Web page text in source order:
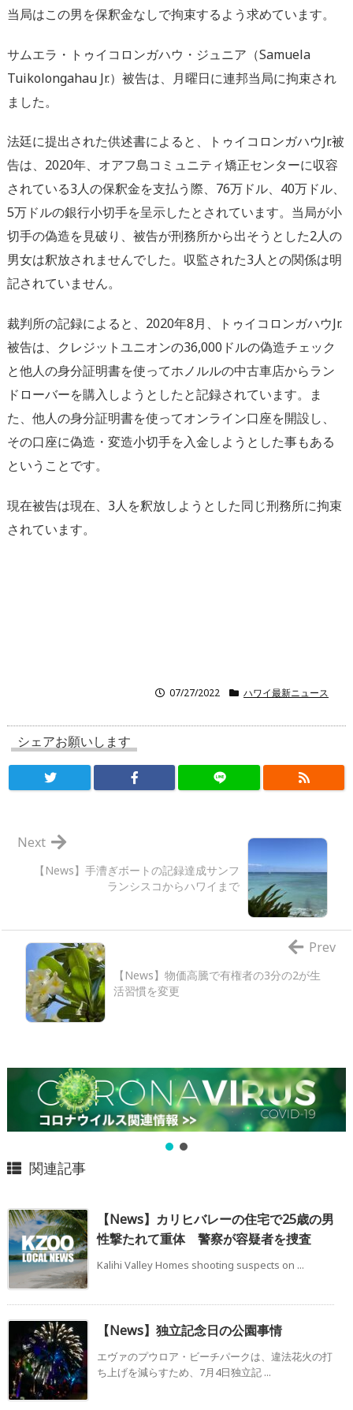
当局はこの男を保釈金なしで拘束するよう求めています。
サムエラ・トゥイコロンガハウ・ジュニア（Samuela
Tuikolongahau Jr.）被告は、月曜日に連邦当局に拘束され
ました。
法廷に提出された供述書によると、トゥイコロンガハウJr.被
告は、2020年、オアフ島コミュニティ矯正センターに収容
されている3人の保釈金を支払う際、76万ドル、40万ドル、
5万ドルの銀行小切手を呈示したとされています。当局が小
切手の偽造を見破り、被告が刑務所から出そうとした2人の
男女は釈放されませんでした。収監された3人との関係は明
記されていません。
裁判所の記録によると、2020年8月、トゥイコロンガハウJr.
被告は、クレジットユニオンの36,000ドルの偽造チェック
と他人の身分証明書を使ってホノルルの中古車店からラン
ドローバーを購入しようとしたと記録されています。ま
た、他人の身分証明書を使ってオンライン口座を開設し、
その口座に偽造・変造小切手を入金しようとした事もある
ということです。
現在被告は現在、3人を釈放しようとした同じ刑務所に拘束
されています。
07/27/2022 ハワイ最新ニュース
シェアお願いします
【News】手漕ぎボートの記録達成サンフ
ランシスコからハワイまで
Next
【News】物価高騰で有権者の3分の2が生
活習慣を変更
Prev
関連記事
【News】カリヒバレーの住宅で25歳の男
性撃たれて重体 警察が容疑者を捜査
Kalihi Valley Homes shooting suspects on ...
【News】独立記念日の公園事情
エヴァのプウロア・ビーチパークは、違法花火の打
ち上げを減らすため、7月4日独立記 ...